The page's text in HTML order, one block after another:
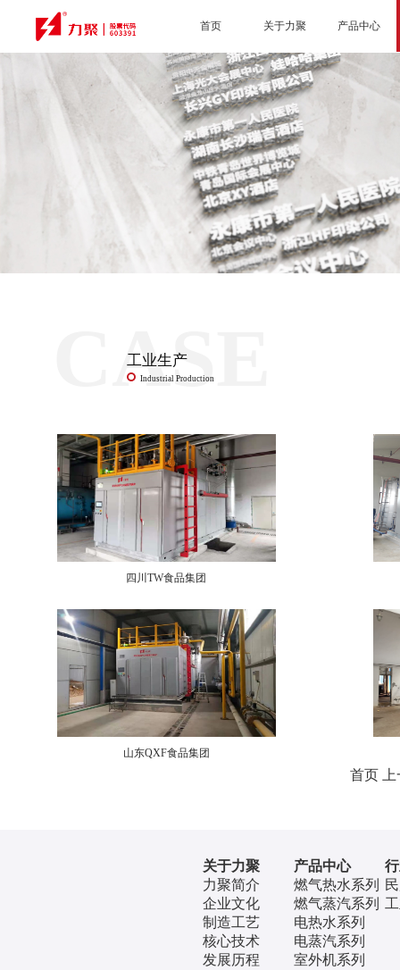
首页 关于力聚 产品中心
CASE
工业生产
Industrial Production
四川TW食品集团
山东QXF食品集团
首页
关于力聚
力聚简介
企业文化
制造工艺
核心技术
发展历程
产品中心
燃气热水系列
燃气蒸汽系列
电热水系列
电蒸汽系列
室外机系列